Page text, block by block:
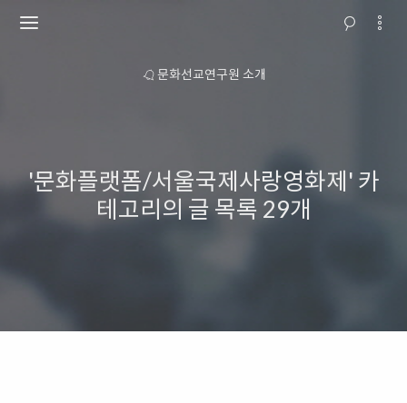
교회행사를 위한 뮤지컬콘텐츠 판매
'문화플랫폼/서울국제사랑영화제' 카
테고리의 글 목록 29개